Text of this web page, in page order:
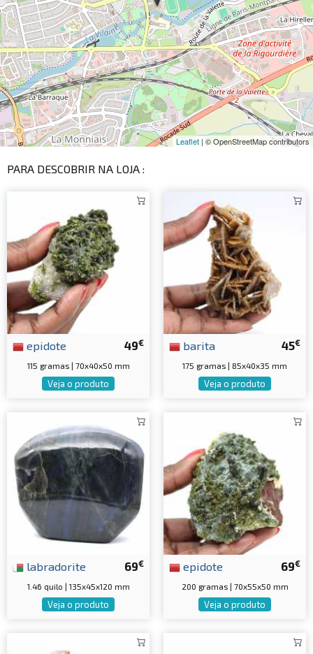
Leaflet | © OpenStreetMap contributors
PARA DESCOBRIR NA LOJA :
49€
epidote
115 gramas | 70x40x50 mm
Veja o produto
45€
barita
175 gramas | 85x40x35 mm
Veja o produto
69€
labradorite
1.46 quilo | 135x45x120 mm
Veja o produto
69€
epidote
200 gramas | 70x55x50 mm
Veja o produto